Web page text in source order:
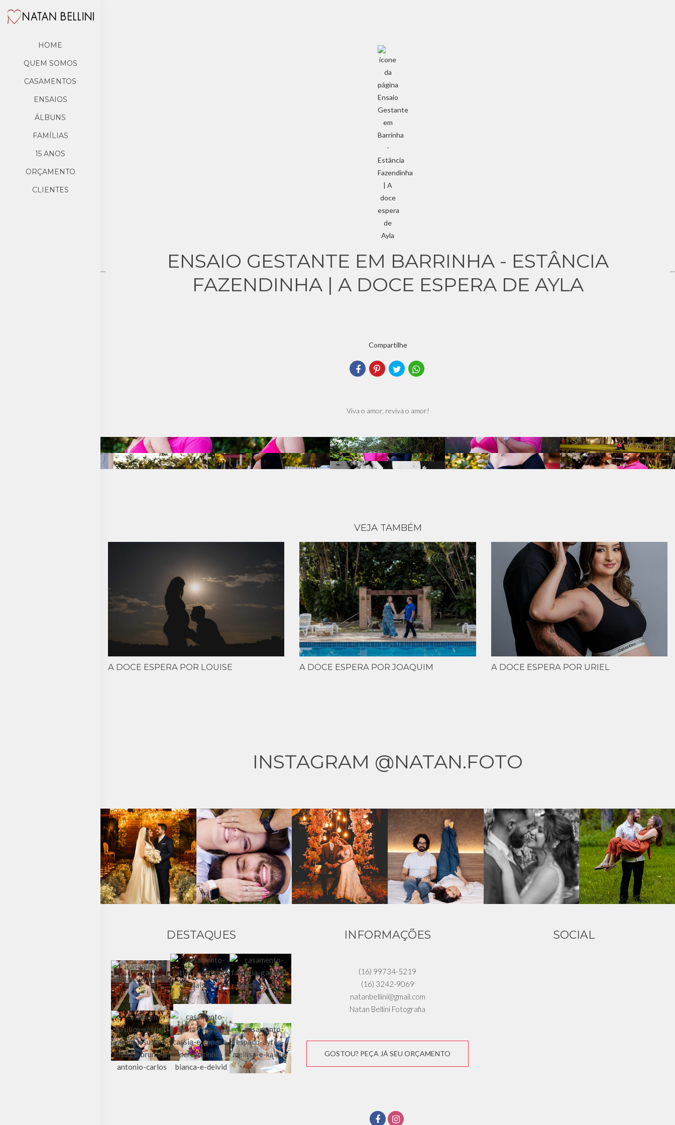
HOME
QUEM SOMOS
CASAMENTOS
ENSAIOS
ÁLBUNS
FAMÍLIAS
15 ANOS
ORÇAMENTO
CLIENTES
ENSAIO GESTANTE EM BARRINHA - ESTÂNCIA
FAZENDINHA | A DOCE ESPERA DE AYLA
Compartilhe
Viva o amor, reviva o amor!
VEJA TAMBÉM
A DOCE ESPERA POR LOUISE A DOCE ESPERA POR JOAQUIM A DOCE ESPERA POR URIEL
INSTAGRAM @NATAN.FOTO
DESTAQUES INFORMAÇÕES
(16) 99734-5219
(16) 3242-9069
natanbellini@gmail.com
Natan Bellini Fotografia
GOSTOU? PEÇA JÁ SEU ORÇAMENTO
SOCIAL